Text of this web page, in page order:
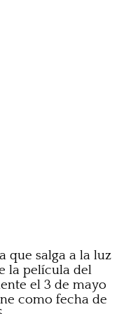
que salga a la luz
la película del
el 3 de mayo
como fecha de